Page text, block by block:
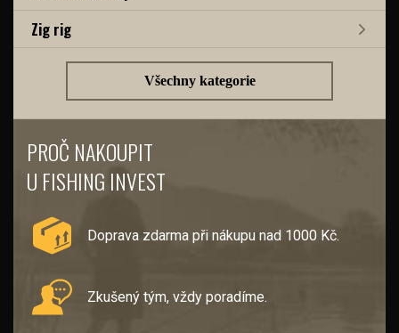
Zig rig
Všechny kategorie
PROČ NAKOUPIT
U FISHING INVEST
Doprava zdarma při nákupu nad 1000 Kč.
Zkušený tým, vždy poradíme.